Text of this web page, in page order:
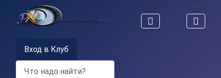
Вход в Клуб